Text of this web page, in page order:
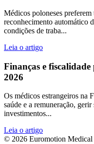
Médicos poloneses
reconhecimento automático
condições de traba...
Leia o artigo
Finanças e fiscalidade
2026
Os médicos estrangeiros na
saúde e a remuneração,
investimentos...
Leia o artigo
© 2026 Euromotion Medical